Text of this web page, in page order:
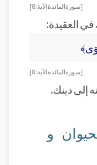
[ سورة المائدة الآية: 8]
العقيدة:
[ سورة المائدة الآية: 8]
إلى دينك.
و